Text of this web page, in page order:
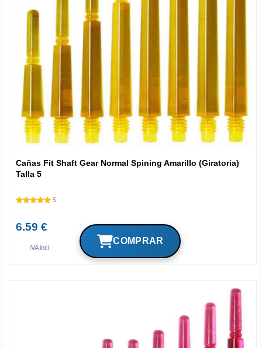
Cañas Fit Shaft Gear Normal Spining Amarillo (Giratoria)
Talla 5
5
6.59 €
IVA incl.